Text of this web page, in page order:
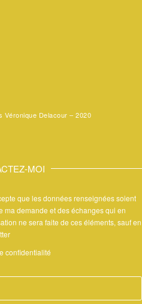
Véronique Delacour – 2020
MOI
que les données renseignées soient
ma demande et des échanges qui en
ne sera faite de ces éléments, sauf en
confidentialité